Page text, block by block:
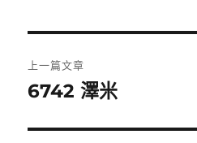
章
上一篇文章
上
篇
6742 澤米